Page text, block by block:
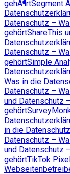
gehÃ¶rtSegment
Datenschutz –
gehörtShareThis
Datenschutz –
gehörtSimple
Was in die
Datenschutz –
und Datenschutz
gehört
in die
Datenschutz –
und Datenschutz
gehörtTikTok